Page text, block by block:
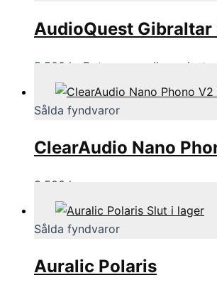
AudioQuest Gibraltar
5,500 kr Det ursprungliga priset
Sålda fyndvaror
ClearAudio Nano
3,500 kr
Slut i lager
Sålda fyndvaror
Auralic Polaris